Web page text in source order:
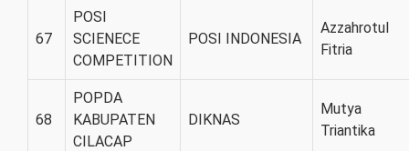
67
POSI
SCIENECE
COMPETITION
POSI INDONESIA
Azzahrotul
Fitria
68
POPDA
KABUPATEN
CILACAP
DIKNAS
Mutya
Triantika